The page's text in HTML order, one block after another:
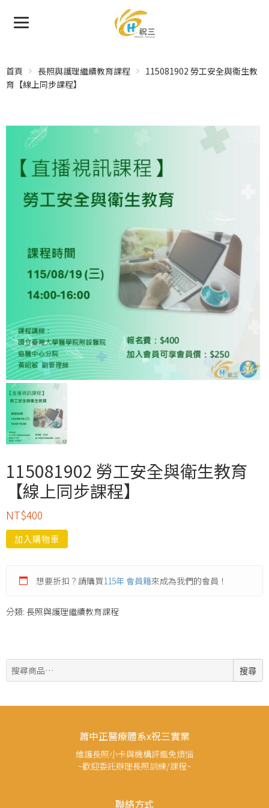
首頁 長照與護理繼續教育課程
115081902 勞工安全與衛生教
育【線上同步課程】
115081902 勞工安全與衛生教育
【線上同步課程】
NT$400
加入購物車
想要折扣？請購買115年 會員籍來成為我們的會員！
分類: 長照與護理繼續教育課程
搜
尋:
搜尋
蕭中正醫療體系x祝三實業
維護長照小卡與機構評鑑免煩惱
~歡迎委託辦理長照訓練/課程~
聯絡方式